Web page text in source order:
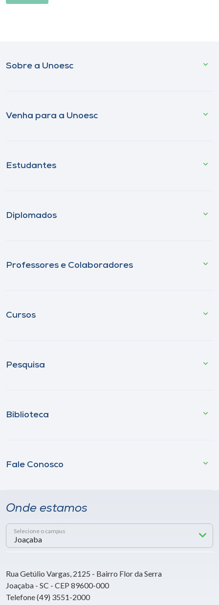
Sobre a Unoesc
Venha para a Unoesc
Estudantes
Diplomados
Professores e Colaboradores
Cursos
Pesquisa
Biblioteca
Fale Conosco
Onde estamos
Selecione o campus
Rua Getúlio Vargas, 2125 - Bairro Flor da Serra
Joaçaba - SC - CEP 89600-000
Telefone (49) 3551-2000